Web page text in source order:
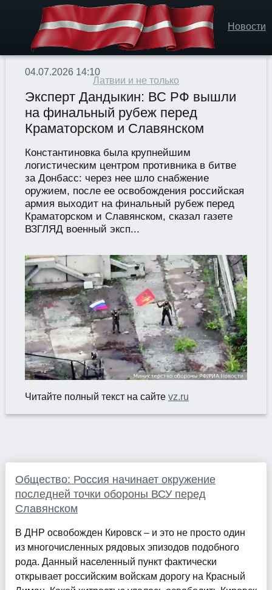
Новости
Латвии и не только
04.07.2026 14:10
Эксперт Дандыкин: ВС РФ вышли
на финальный рубеж перед
Краматорском и Славянском
Константиновка была крупнейшим
логистическим центром противника в битве
за Донбасс: через нее шло снабжение
оружием, после ее освобождения российская
армия выходит на финальный рубеж перед
Краматорском и Славянском, сказал газете
ВЗГЛЯД военный эксп...
Читайте полный текст на сайте vz.ru
Общество: Россия начинает окружение
последней точки обороны ВСУ перед
Славянском
В ДНР освобожден Кировск – и это не просто один
из многочисленных рядовых эпизодов подобного
рода. Данный населенный пункт фактически
открывает российским войскам дорогу на Красный